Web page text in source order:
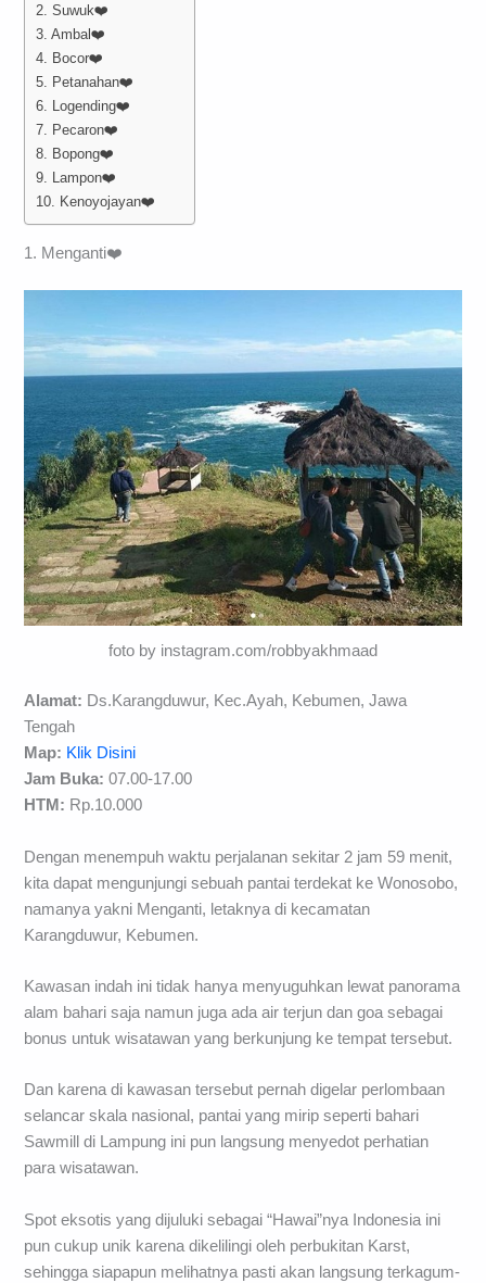
2. Suwuk❤️
3. Ambal❤️
4. Bocor❤️
5. Petanahan❤️
6. Logending❤️
7. Pecaron❤️
8. Bopong❤️
9. Lampon❤️
10. Kenoyojayan❤️
1. Menganti❤️
foto by instagram.com/robbyakhmaad
Alamat: Ds.Karangduwur, Kec.Ayah, Kebumen, Jawa
Tengah
Map: Klik Disini
Jam Buka: 07.00-17.00
HTM: Rp.10.000
Dengan menempuh waktu perjalanan sekitar 2 jam 59 menit,
kita dapat mengunjungi sebuah pantai terdekat ke Wonosobo,
namanya yakni Menganti, letaknya di kecamatan
Karangduwur, Kebumen.
Kawasan indah ini tidak hanya menyuguhkan lewat panorama
alam bahari saja namun juga ada air terjun dan goa sebagai
bonus untuk wisatawan yang berkunjung ke tempat tersebut.
Dan karena di kawasan tersebut pernah digelar perlombaan
selancar skala nasional, pantai yang mirip seperti bahari
Sawmill di Lampung ini pun langsung menyedot perhatian
para wisatawan.
Spot eksotis yang dijuluki sebagai “Hawai”nya Indonesia ini
pun cukup unik karena dikelilingi oleh perbukitan Karst,
sehingga siapapun melihatnya pasti akan langsung terkagum-